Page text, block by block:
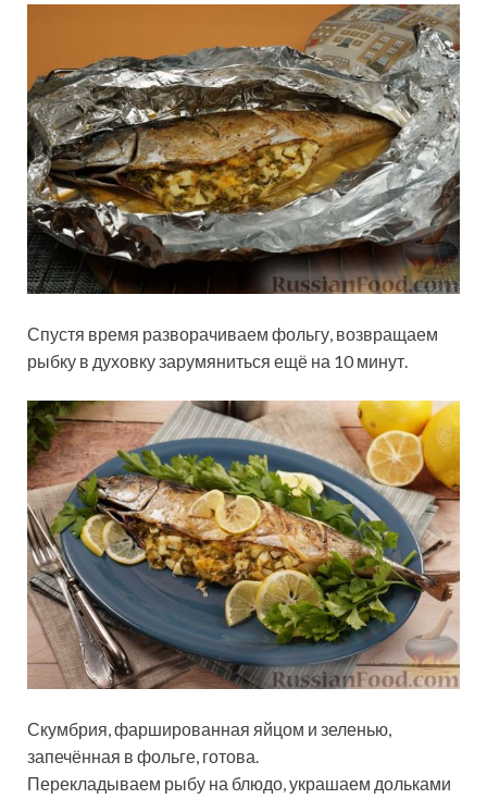
Спустя время разворачиваем фольгу, возвращаем
рыбку в духовку зарумяниться ещё на 10 минут.
Скумбрия, фаршированная яйцом и зеленью,
запечённая в фольге, готова.
Перекладываем рыбу на блюдо, украшаем дольками